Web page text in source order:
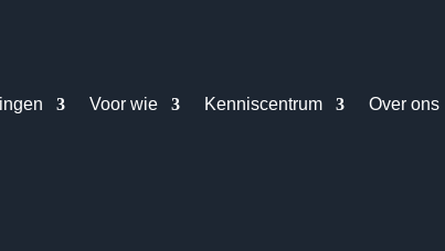
Voor wie Kenniscentrum Over ons